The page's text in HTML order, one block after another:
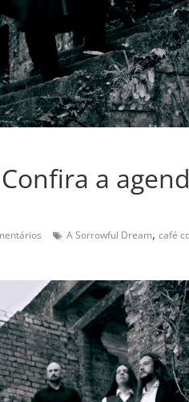
a
A Sorrowful Dream, café